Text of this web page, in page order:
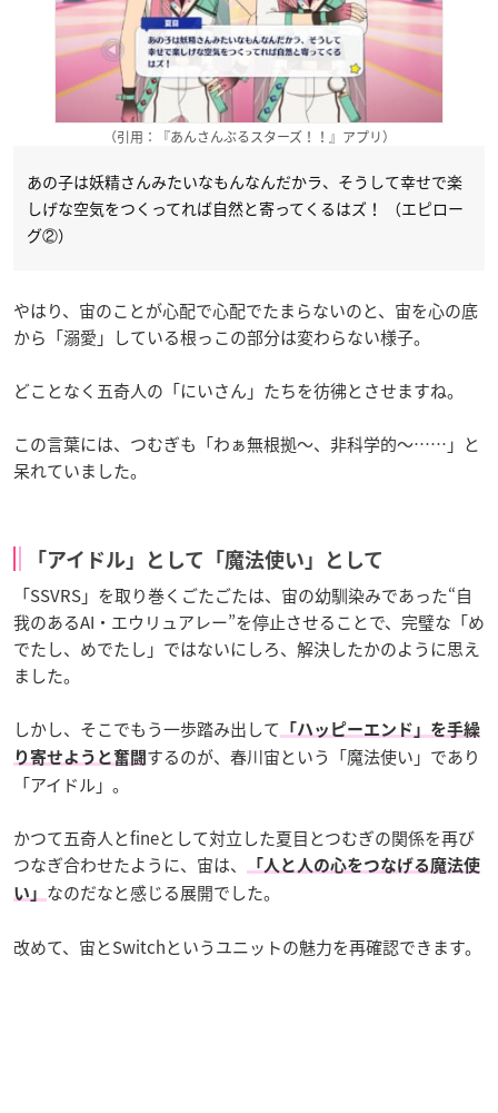
（引用：『あんさんぶるスターズ！！』アプリ）
あの子は妖精さんみたいなもんなんだかラ、そうして幸せで楽
しげな空気をつくってれば自然と寄ってくるはズ！ （エピロー
グ②）
やはり、宙のことが心配で心配でたまらないのと、宙を心の底
から「溺愛」している根っこの部分は変わらない様子。
どことなく五奇人の「にいさん」たちを彷彿とさせますね。
この言葉には、つむぎも「わぁ無根拠～、非科学的～……」と
呆れていました。
「アイドル」として「魔法使い」として
「SSVRS」を取り巻くごたごたは、宙の幼馴染みであった“自
我のあるAI・エウリュアレー”を停止させることで、完璧な「め
でたし、めでたし」ではないにしろ、解決したかのように思え
ました。
しかし、そこでもう一歩踏み出して 「ハッピーエンド」を手繰
り寄せようと奮闘 するのが、春川宙という「魔法使い」であり
「アイドル」。
かつて五奇人とfineとして対立した夏目とつむぎの関係を再び
つなぎ合わせたように、宙は、
「人と人の心をつなげる魔法使
い」 なのだなと感じる展開でした。
改めて、宙とSwitchというユニットの魅力を再確認できます。